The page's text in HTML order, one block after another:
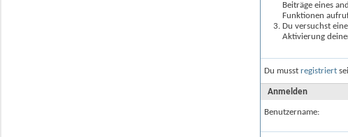
Beiträge eines
Funktionen
Du versuchst
Aktivierung
Du musst registriert
Anmelden
Benutzername: